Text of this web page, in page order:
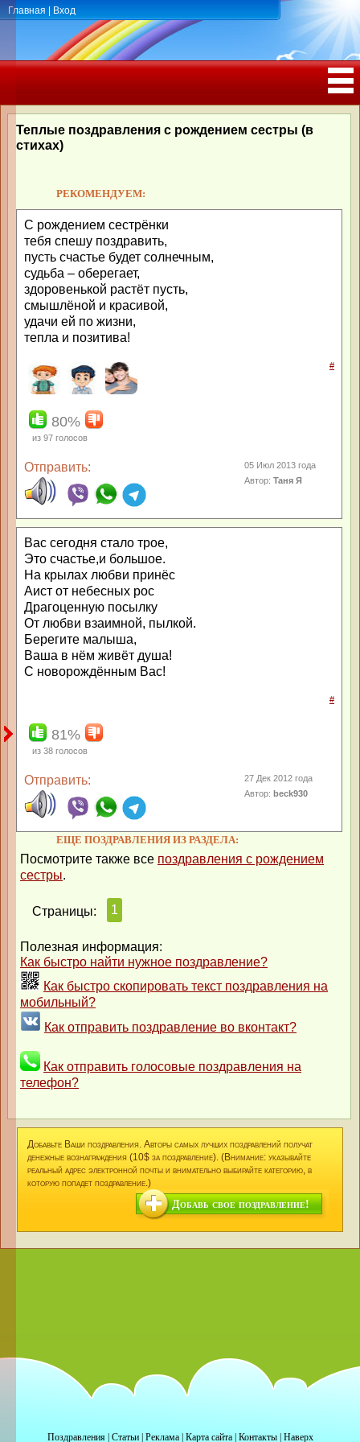
Главная Вход
РОЖДЕНИЯ, ЮБИЛЕЕМ
Теплые поздравления с рождением сестры (в
стихах)
РЕКОМЕНДУЕМ:
С рождением сестрёнки
тебя спешу поздравить,
пусть счастье будет солнечным,
судьба – оберегает,
здоровенькой растёт пусть,
смышлёной и красивой,
удачи ей по жизни,
тепла и позитива!
#
80%
из 97 голосов
Отправить:
05 Июл 2013 года
Автор:Taня Я
Вас сегодня стало трое,
Это счастье,и большое.
На крылах любви принёс
Аист от небесных рос
Драгоценную посылку
От любви взаимной, пылкой.
Берегите малыша,
Ваша в нём живёт душа!
С новорождённым Вас!
#
81%
из 38 голосов
Отправить:
27 Дек 2012 года
Автор:beck930
ЕЩЕ ПОЗДРАВЛЕНИЯ ИЗ РАЗДЕЛА:
Посмотрите также все поздравления с рождением
сестры.
Страницы: 1
Полезная информация:
Как быстро найти нужное поздравление?
Как быстро скопировать текст поздравления на
мобильный?
Как отправить поздравление во вконтакт?
Как отправить голосовые поздравления на
телефон?
Добавьте Ваши поздравления. Авторы самых лучших поздравлений получат
денежные вознаграждения (10$ за поздравление). (Внимание: указывайте
реальный адрес электронной почты и внимательно выбирайте категорию, в
которую попадет поздравление.)
Добавь свое поздравление!
Поздравления| Статьи| Реклама| Карта сайта| Контакты| Наверх